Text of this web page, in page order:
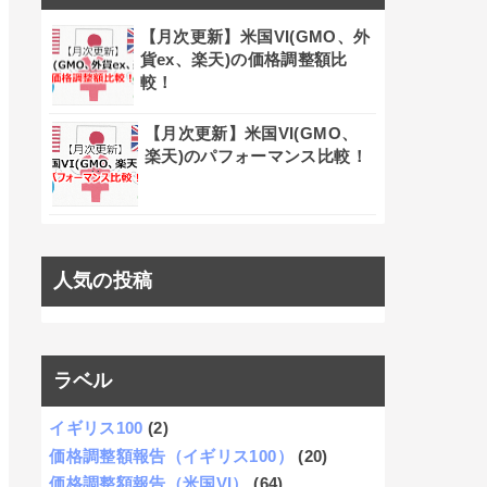
【月次更新】米国VI(GMO、外
貨ex、楽天)の価格調整額比
較！
【月次更新】米国VI(GMO、
楽天)のパフォーマンス比較！
人気の投稿
ラベル
イギリス100 (2)
価格調整額報告（イギリス100）
(20)
価格調整額報告（米国VI）
(64)